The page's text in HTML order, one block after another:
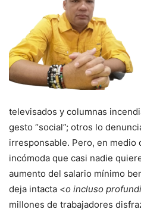
televisados y columnas
gesto “social”; otros lo
irresponsable. Pero, en medio
incómoda que casi nadie
aumento del salario mínimo
deja intacta <o incluso
millones de trabajadores